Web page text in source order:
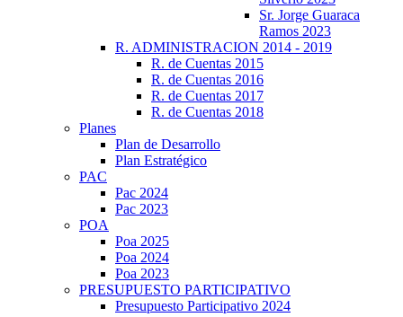
Sr. Jorge Guaraca
Ramos 2023
R. ADMINISTRACION 2014 - 2019
R. de Cuentas 2015
R. de Cuentas 2016
R. de Cuentas 2017
R. de Cuentas 2018
Planes
Plan de Desarrollo
Plan Estratégico
PAC
Pac 2024
Pac 2023
POA
Poa 2025
Poa 2024
Poa 2023
PRESUPUESTO PARTICIPATIVO
Presupuesto Participativo 2024